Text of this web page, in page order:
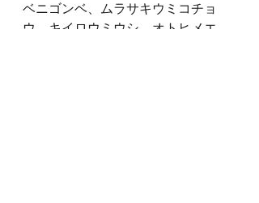
ベニゴンベ、ムラサキウミコチョ
ウ、キイロウミウシ、オトヒメエ